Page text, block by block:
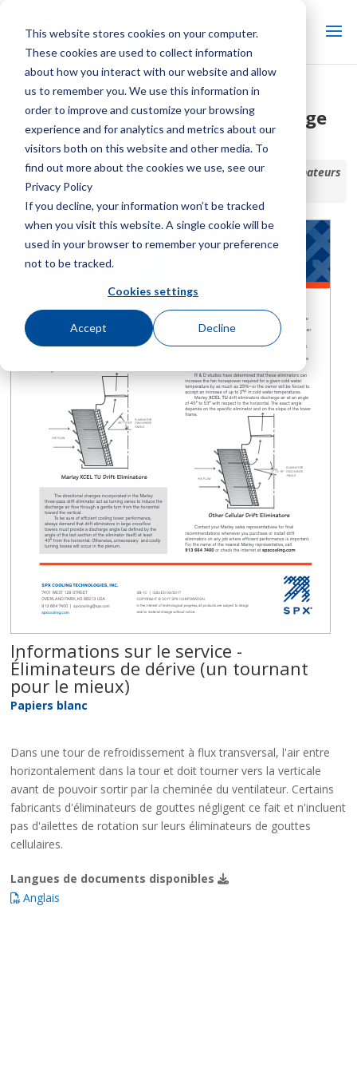
This website stores cookies on your computer.
These cookies are used to collect information
about how you interact with our website and allow
us to remember you. We use this information in
order to improve and customize your browsing
experience and for analytics and metrics about our
visitors both on this website and other media. To
find out more about the cookies we use, see our
Privacy Policy
If you decline, your information won’t be tracked
when you visit this website. A single cookie will be
used in your browser to remember your preference
not to be tracked.
Cookies settings
Accept Decline
Informations de service –
Éliminateurs de dérive (un virage
pour le mieux)
Accueil / Bibliothèque /Informations de service – Éliminateurs
de dérive (un virage pour le mieux)
Informations sur le service -
Éliminateurs de dérive (un tournant
pour le mieux)
Papiers blanc
Dans une tour de refroidissement à flux transversal, l'air entre
horizontalement dans la tour et doit tourner vers la verticale
avant de pouvoir sortir par la cheminée du ventilateur. Certains
fabricants d'éliminateurs de gouttes négligent ce fait et n'incluent
pas d'ailettes de rotation sur leurs éliminateurs de gouttes
cellulaires.
Langues de documents disponibles
Anglais